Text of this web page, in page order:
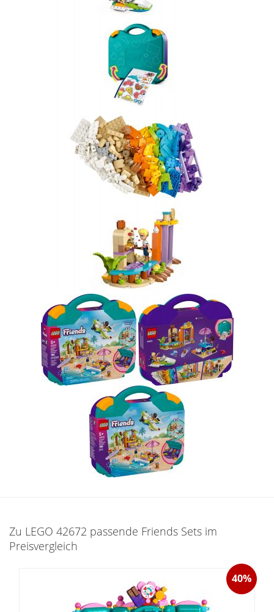
Zu LEGO 42672 passende Friends Sets im
Preisvergleich
40%